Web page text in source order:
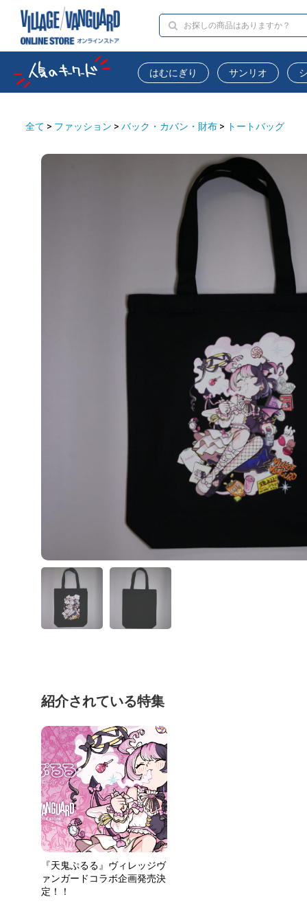
はむにぎり サンリオ
全て > ファッション > バック・カバン・財布 > トートバッグ
紹介されている特集
『天鬼ぷるる』ヴィレッジヴ
ァンガードコラボ企画発売決
定！！